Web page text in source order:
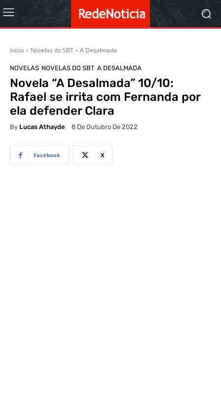
Início Novelas do SBT A Desalmada
NOVELAS NOVELAS DO SBT A DESALMADA
Novela “A Desalmada” 10/10:
Rafael se irrita com Fernanda por
ela defender Clara
By Lucas Athayde 8 De Outubro De 2022
Facebook X